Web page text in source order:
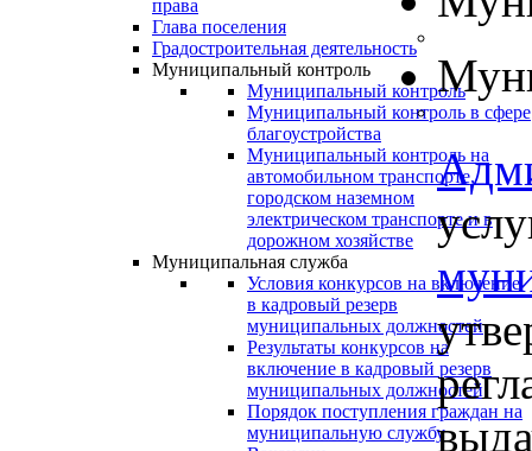
права
Глава поселения
Градостроительная деятельность
Муниципальный контроль
Муниципальный контроль
Муниципальный контроль в сфере
благоустройства
Муниципальный контроль на
автомобильном транспорте,
городском наземном
электрическом транспорте и в
дорожном хозяйстве
Муниципальная служба
Условия конкурсов на включение
в кадровый резерв
муниципальных должностей
Результаты конкурсов на
включение в кадровый резерв
муниципальных должностей
Порядок поступления граждан на
муниципальную службу